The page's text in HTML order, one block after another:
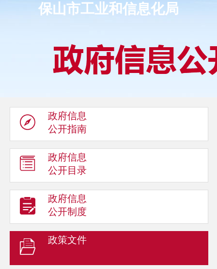
保山市工业和信息化局
政府信息
公开指南
政府信息
公开目录
政府信息
公开制度
政策文件